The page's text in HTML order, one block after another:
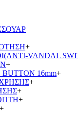
+
VANDAL
+
16mm+
+
+
+
+